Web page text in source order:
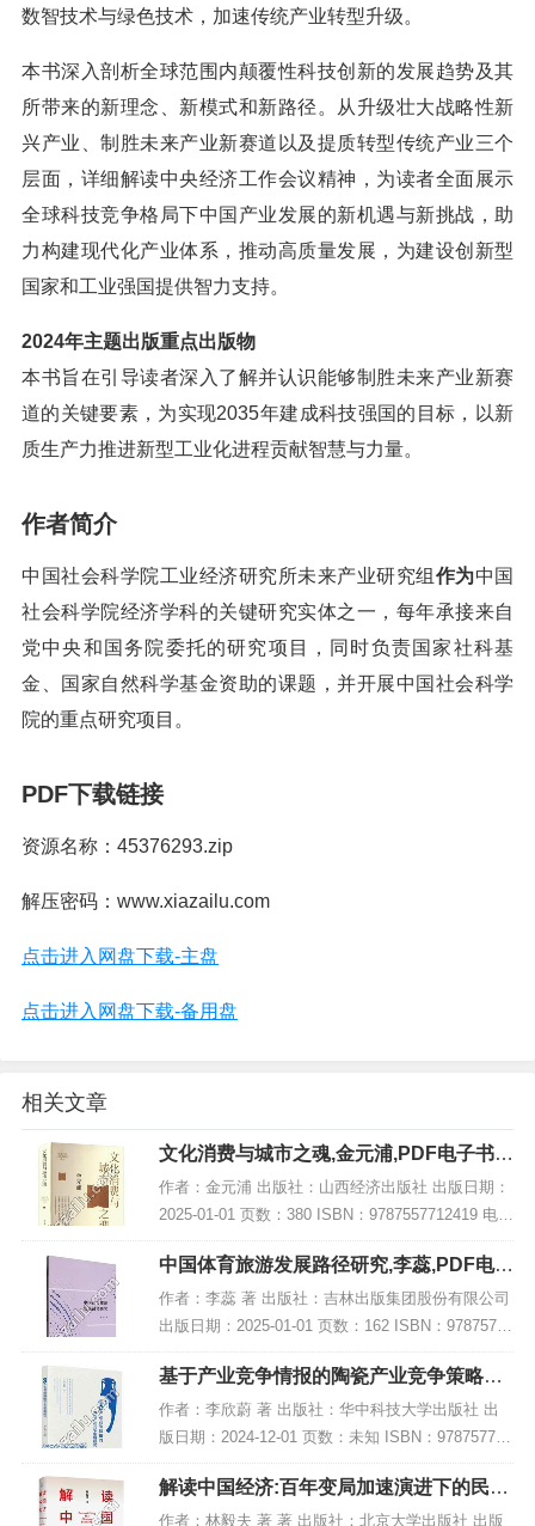
数智技术与绿色技术，加速传统产业转型升级。
本书深入剖析全球范围内颠覆性科技创新的发展趋势及其
所带来的新理念、新模式和新路径。从升级壮大战略性新
兴产业、制胜未来产业新赛道以及提质转型传统产业三个
层面，详细解读中央经济工作会议精神，为读者全面展示
全球科技竞争格局下中国产业发展的新机遇与新挑战，助
力构建现代化产业体系，推动高质量发展，为建设创新型
国家和工业强国提供智力支持。
2024年主题出版重点出版物
本书旨在引导读者深入了解并认识能够制胜未来产业新赛
道的关键要素，为实现2035年建成科技强国的目标，以新
质生产力推进新型工业化进程贡献智慧与力量。
作者简介
中国社会科学院工业经济研究所未来产业研究组 作为中国
社会科学院经济学科的关键研究实体之一，每年承接来自
党中央和国务院委托的研究项目，同时负责国家社科基
金、国家自然科学基金资助的课题，并开展中国社会科学
院的重点研究项目。
PDF下载链接
资源名称：45376293.zip
解压密码：www.xiazailu.com
点击进入网盘下载-主盘
点击进入网盘下载-备用盘
相关文章
文化消费与城市之魂,金元浦,PDF电子书下
载,网盘资源
作者：金元浦 出版社：山西经济出版社 出版日期：
2025-01-01 页数：380 ISBN：9787557712419 电子
书大小：204MB [高清扫描版PDF格式] 内容简介 该
著作《...
中国体育旅游发展路径研究,李蕊,PDF电子
书下载,网盘资源
作者：李蕊 著 出版社：吉林出版集团股份有限公司
出版日期：2025-01-01 页数：162 ISBN：97875731
56983 电子书大小：239MB [高清扫描版PDF格式]
内容简...
基于产业竞争情报的陶瓷产业竞争策略研
究,PDF电子书下载
作者：李欣蔚 著 出版社：华中科技大学出版社 出
版日期：2024-12-01 页数：未知 ISBN：978757721
4054 电子书大小：257MB [高清扫描版PDF格式] 内
容简介 本...
解读中国经济:百年变局加速演进下的民族
复兴之路,PDF下载
作者：林毅夫 著 著 出版社：北京大学出版社 出版